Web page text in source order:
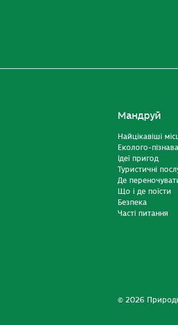
Мандруй
Найцікавіші
Еколого-
Ідеї пригод
Туристичні
Де
Що і де поїсти
Безпека
Часті питання
© 2026